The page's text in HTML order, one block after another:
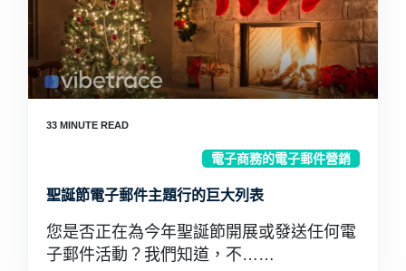
電子商務的電子郵件營銷
聖誕節電子郵件主題行的巨大列表
您是否正在為今年聖誕節開展或發送任何電
子郵件活動？我們知道，不……